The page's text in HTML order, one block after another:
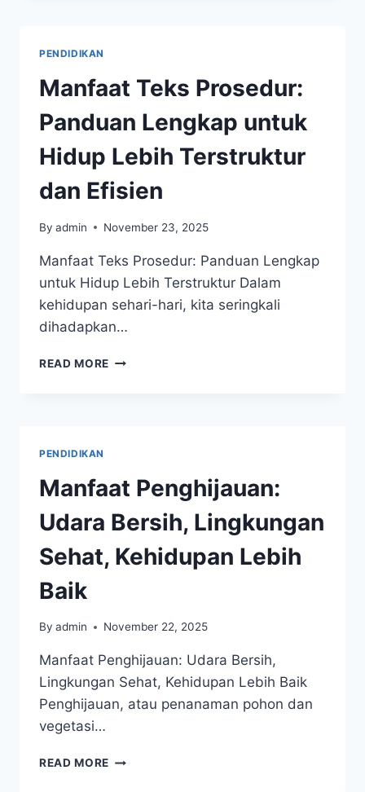
MEMORI
PENDIDIKAN
Manfaat Teks Prosedur:
Panduan Lengkap untuk
Hidup Lebih Terstruktur
dan Efisien
By admin November 23, 2025
Manfaat Teks Prosedur: Panduan Lengkap
untuk Hidup Lebih Terstruktur Dalam
kehidupan sehari-hari, kita seringkali
dihadapkan…
READ MORE MANFAAT
LEBIH
TERSTRUKTUR
DAN
EFISIEN
PENDIDIKAN
Manfaat Penghijauan:
Udara Bersih, Lingkungan
Sehat, Kehidupan Lebih
Baik
By admin November 22, 2025
Manfaat Penghijauan: Udara Bersih,
Lingkungan Sehat, Kehidupan Lebih Baik
Penghijauan, atau penanaman pohon dan
vegetasi…
READ MORE MANFAAT